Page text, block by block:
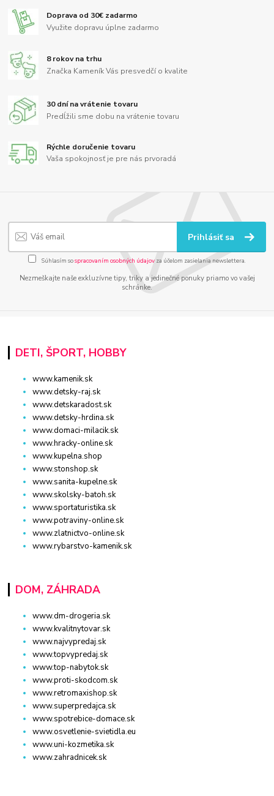
Doprava od 30€ zadarmo
Využite dopravu úplne zadarmo
8 rokov na trhu
Značka Kameník Vás presvedčí o kvalite
30 dní na vrátenie tovaru
Predĺžili sme dobu na vrátenie tovaru
Rýchle doručenie tovaru
Vaša spokojnosť je pre nás prvoradá
Prihlásiť sa
Súhlasím sospracovaním osobných údajov za účelom zasielania newslettera.
Nezmeškajte naše exkluzívne tipy, triky a jedinečné ponuky priamo vo vašej
schránke.
DETI, ŠPORT, HOBBY
www.kamenik.sk
www.detsky-raj.sk
www.detskaradost.sk
www.detsky-hrdina.sk
www.domaci-milacik.sk
www.hracky-online.sk
www.kupelna.shop
www.stonshop.sk
www.sanita-kupelne.sk
www.skolsky-batoh.sk
www.sportaturistika.sk
www.potraviny-online.sk
www.zlatnictvo-online.sk
www.rybarstvo-kamenik.sk
DOM, ZÁHRADA
www.dm-drogeria.sk
www.kvalitnytovar.sk
www.najvypredaj.sk
www.topvypredaj.sk
www.top-nabytok.sk
www.proti-skodcom.sk
www.retromaxishop.sk
www.superpredajca.sk
www.spotrebice-domace.sk
www.osvetlenie-svietidla.eu
www.uni-kozmetika.sk
www.zahradnicek.sk